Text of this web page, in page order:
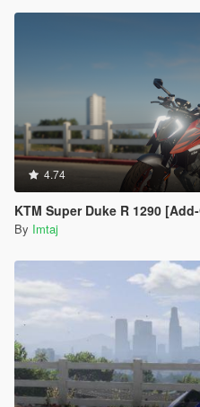
4.74
KTM Super Duke R 1290
By Imtaj